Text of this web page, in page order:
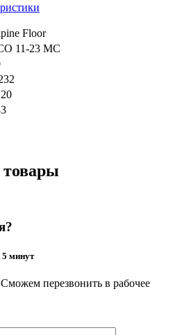
Floor
11-23 MC
минут
Сможем перезвонить в рабочее